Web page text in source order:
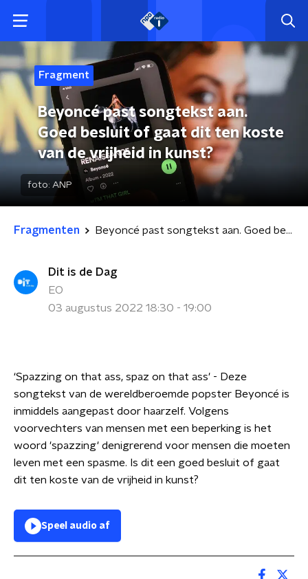
Fragment
Beyoncé past songtekst aan.
Goed besluit of gaat dit ten koste
van de vrijheid in kunst?
foto: ANP
Fragmenten Beyoncé past songtekst aan. Goed besluit of gaat dit ten koste van de vrijheid in kunst?
Dit is de Dag
EO
03 augustus 2022 18:30 - 19:00
‘Spazzing on that ass, spaz on that ass' - Deze
songtekst van de wereldberoemde popster Beyoncé is
inmiddels aangepast door haarzelf. Volgens
voorvechters van mensen met een beperking is het
woord 'spazzing' denigrerend voor mensen die moeten
leven met een spasme. Is dit een goed besluit of gaat
dit ten koste van de vrijheid in kunst?
Speel audio af